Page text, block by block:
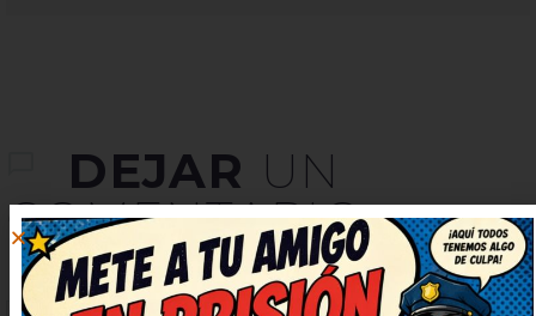
DEJAR UN
COMENTARIO